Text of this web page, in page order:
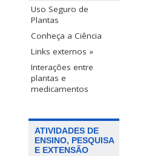
Uso Seguro de
Plantas
Conheça a Ciência
Links externos »
Interações entre
plantas e
medicamentos
ATIVIDADES DE
ENSINO, PESQUISA
E EXTENSÃO